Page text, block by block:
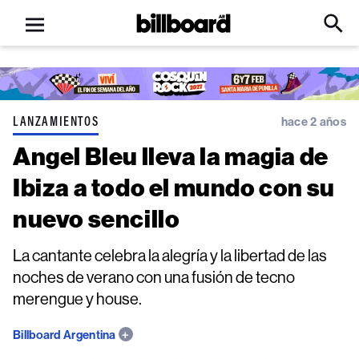
Open
menu
Billboard
Click
Input
LANZAMIENTOS hace 2 años
Angel Bleu lleva la magia de
Ibiza a todo el mundo con su
nuevo sencillo
La cantante celebra la alegría y la libertad de las
noches de verano con una fusión de tecno
merengue y house.
Billboard Argentina